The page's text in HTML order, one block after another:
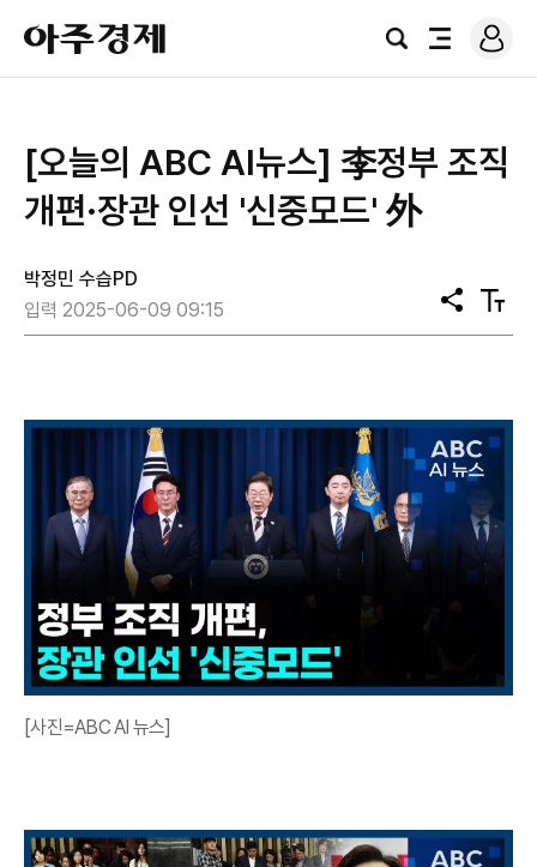
아
주
경
검
전
로
그
[오늘의 ABC AI뉴스] 李정부 조직
개편·장관 인선 '신중모드' 外
박정민 수습PD
입력 2025-06-09 09:15
공
유
텍
스
[사진=ABC AI 뉴스]